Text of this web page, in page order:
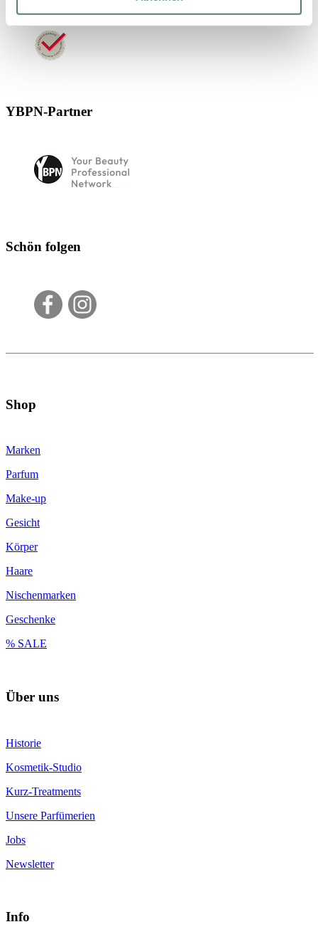
YBPN-Partner
Schön folgen
Shop
Marken
Parfum
Make-up
Gesicht
Körper
Haare
Nischenmarken
Geschenke
% SALE
Über uns
Historie
Kosmetik-Studio
Kurz-Treatments
Unsere Parfümerien
Jobs
Newsletter
Info